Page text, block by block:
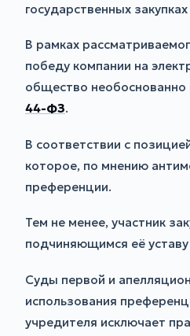
государственных
В рамках
победу компании на
общество необоснованно
44-ФЗ.
В соответствии с
которое, по мнению
преференции.
Тем не менее, участник
подчиняющимся её
Суды первой и
использования
учредителя исключает